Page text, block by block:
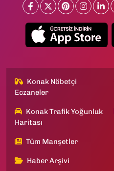
Konak Nöbetçi
Eczaneler
Konak Trafik Yoğunluk
Haritası
Tüm Manşetler
Haber Arşivi